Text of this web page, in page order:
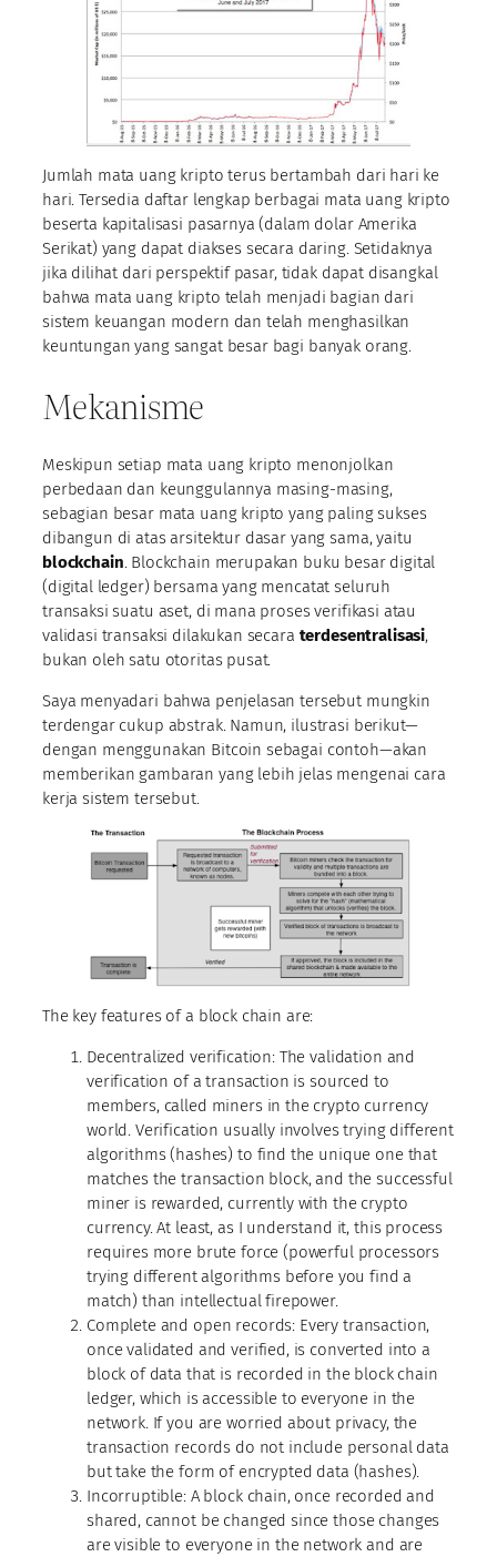
Jumlah mata uang kripto terus bertambah dari hari ke
hari. Tersedia daftar lengkap berbagai mata uang kripto
beserta kapitalisasi pasarnya (dalam dolar Amerika
Serikat) yang dapat diakses secara daring. Setidaknya
jika dilihat dari perspektif pasar, tidak dapat disangkal
bahwa mata uang kripto telah menjadi bagian dari
sistem keuangan modern dan telah menghasilkan
keuntungan yang sangat besar bagi banyak orang.
Mekanisme
Meskipun setiap mata uang kripto menonjolkan
perbedaan dan keunggulannya masing-masing,
sebagian besar mata uang kripto yang paling sukses
dibangun di atas arsitektur dasar yang sama, yaitu
blockchain. Blockchain merupakan buku besar digital
(digital ledger) bersama yang mencatat seluruh
transaksi suatu aset, di mana proses verifikasi atau
validasi transaksi dilakukan secara terdesentralisasi,
bukan oleh satu otoritas pusat.
Saya menyadari bahwa penjelasan tersebut mungkin
terdengar cukup abstrak. Namun, ilustrasi berikut—
dengan menggunakan Bitcoin sebagai contoh—akan
memberikan gambaran yang lebih jelas mengenai cara
kerja sistem tersebut.
The key features of a block chain are:
Decentralized verification: The validation and
verification of a transaction is sourced to
members, called miners in the crypto currency
world. Verification usually involves trying different
algorithms (hashes) to find the unique one that
matches the transaction block, and the successful
miner is rewarded, currently with the crypto
currency. At least, as I understand it, this process
requires more brute force (powerful processors
trying different algorithms before you find a
match) than intellectual firepower.
Complete and open records: Every transaction,
once validated and verified, is converted into a
block of data that is recorded in the block chain
ledger, which is accessible to everyone in the
network. If you are worried about privacy, the
transaction records do not include personal data
but take the form of encrypted data (hashes).
Incorruptible: A block chain, once recorded and
shared, cannot be changed since those changes
are visible to everyone in the network and are